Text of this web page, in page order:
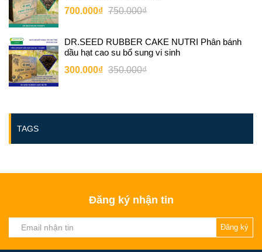
700.000₫ 750.000₫
DR.SEED RUBBER CAKE NUTRI Phân bánh
dầu hạt cao su bổ sung vi sinh
300.000₫ 350.000₫
TAGS
Đăng ký nhận tin
Đăng ký